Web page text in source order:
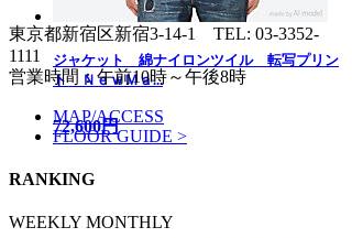
ジャケット 綿ナイロンツイル 転写プリン
ト ＮｅｗＭａ...
72,600円
東京都新宿区新宿3-14-1 TEL: 03-3352-
1111
営業時間：午前10時～午後8時
MAP/ACCESS
FLOOR GUIDE >
RANKING
WEEKLY MONTHLY